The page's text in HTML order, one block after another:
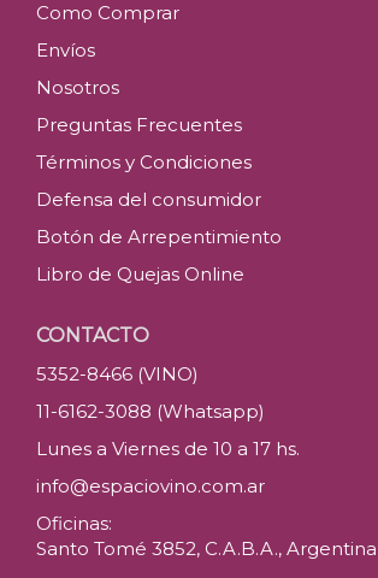
Como Comprar
Envíos
Nosotros
Preguntas Frecuentes
Términos y Condiciones
Defensa del consumidor
Botón de Arrepentimiento
Libro de Quejas Online
CONTACTO
5352-8466 (VINO)
11-6162-3088 (Whatsapp)
Lunes a Viernes de 10 a 17 hs.
info@espaciovino.com.ar
Oficinas:
Santo Tomé 3852, C.A.B.A., Argentina